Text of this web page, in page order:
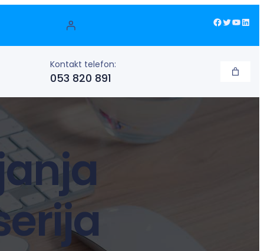
Facebook Twitter YouTube LinkedIn
Kontakt telefon:
053 820 891